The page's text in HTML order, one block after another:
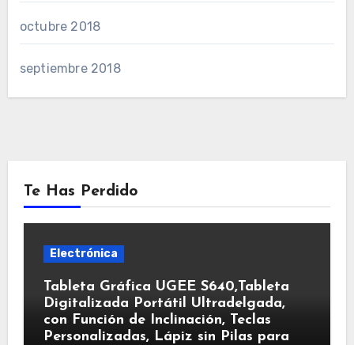
octubre 2018
septiembre 2018
Te Has Perdido
Electrónica
Tableta Gráfica UGEE S640,Tableta
Digitalizada Portátil Ultradelgada,
con Función de Inclinación, Teclas
Personalizadas, Lápiz sin Pilas para